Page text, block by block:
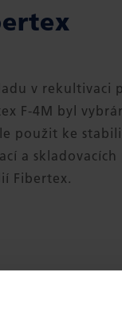
v rekultivaci
F-4M byl
použit ke
a
Fibertex.